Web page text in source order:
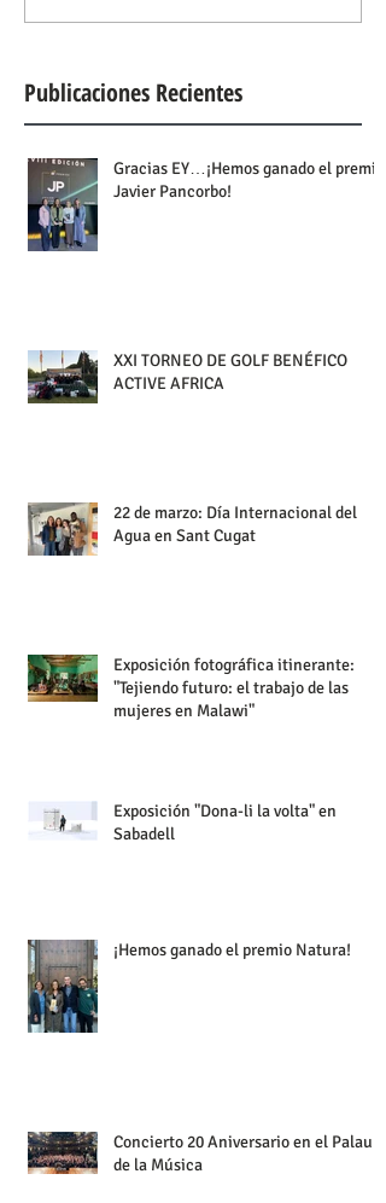
Publicaciones Recientes
Gracias EY…¡Hemos ganado el premio
Javier Pancorbo!
XXI TORNEO DE GOLF BENÉFICO
ACTIVE AFRICA
22 de marzo: Día Internacional del
Agua en Sant Cugat
Exposición fotográfica itinerante:
"Tejiendo futuro: el trabajo de las
mujeres en Malawi"
Exposición "Dona-li la volta" en
Sabadell
¡Hemos ganado el premio Natura!
Concierto 20 Aniversario en el Palau
de la Música